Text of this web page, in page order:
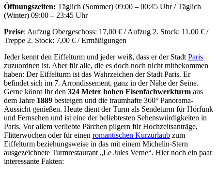
Öffnungszeiten: Täglich (Sommer) 09:00 – 00:45 Uhr / Täglich
(Winter) 09:00 – 23:45 Uhr
Preise: Aufzug Obergeschoss: 17,00 € / Aufzug 2. Stock: 11,00 € /
Treppe 2. Stock: 7,00 € / Ermäßigungen
Jeder kennt den Eiffelturm und jeder weiß, dass er der Stadt Paris
zuzuordnen ist. Aber für alle, die es doch noch nicht mitbekommen
haben: Der Eiffelturm ist das Wahrzeichen der Stadt Paris. Er
befindet sich im 7. Arrondissement, ganz in der Nähe der Seine.
Gerne könnt Ihr den 324 Meter hohen Eisenfachwerkturm aus
dem Jahre 1889 besteigen und die traumhafte 360° Panorama-
Aussicht genießen. Heute dient der Turm als Sendeturm für Hörfunk
und Fernsehen und ist eine der beliebtesten Sehenswürdigkeiten in
Paris. Vor allem verliebte Pärchen pilgern für Hochzeitsanträge,
Flitterwochen oder für einen romantischen Kurzurlaub zum
Eiffelturm beziehungsweise in das mit einem Michelin-Stern
ausgezeichnete Turmrestaurant „Le Jules Verne“. Hier noch ein paar
interessante Fakten: